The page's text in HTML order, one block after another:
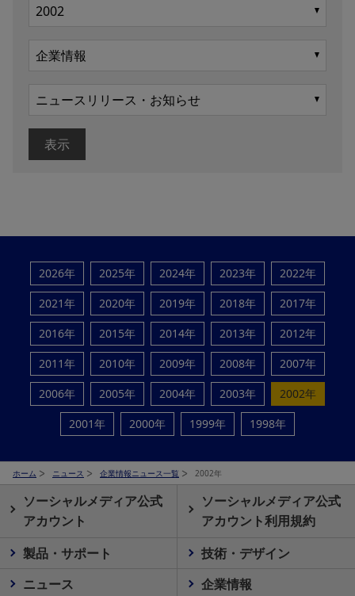
表示
2026年 2025年 2024年 2023年
2022年
2021年
2020年 2019年 2018年
2017年
2016年
2015年 2014年 2013年
2012年
2011年
2010年 2009年 2008年
2007年
2006年
2005年 2004年 2003年
2002年
2001年
2000年 1999年 1998年
ホーム ニュース 企業情報ニュース一覧 2002年
ソーシャルメディア公式
アカウント
ソーシャルメディア公式
アカウント利用規約
製品・サポート
技術・デザイン
ニュース
企業情報